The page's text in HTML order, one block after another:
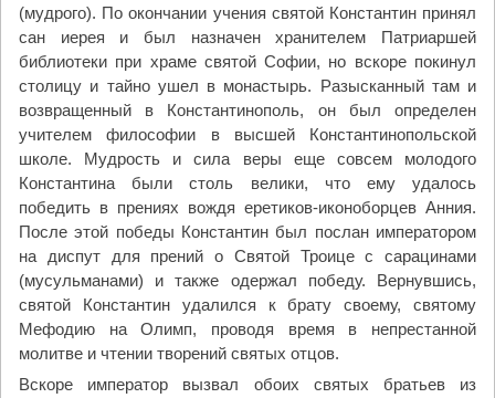
(мудрого). По окончании учения святой Константин принял
сан иерея и был назначен хранителем Патриаршей
библиотеки при храме святой Софии, но вскоре покинул
столицу и тайно ушел в монастырь. Разысканный там и
возвращенный в Константинополь, он был определен
учителем философии в высшей Константинопольской
школе. Мудрость и сила веры еще совсем молодого
Константина были столь велики, что ему удалось
победить в прениях вождя еретиков-иконоборцев Анния.
После этой победы Константин был послан императором
на диспут для прений о Святой Троице с сарацинами
(мусульманами) и также одержал победу. Вернувшись,
святой Константин удалился к брату своему, святому
Мефодию на Олимп, проводя время в непрестанной
молитве и чтении творений святых отцов.
Вскоре император вызвал обоих святых братьев из